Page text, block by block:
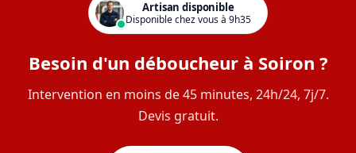
Artisan disponible
Disponible chez vous à 9h35
Besoin d'un déboucheur à Soiron ?
Intervention en moins de 45 minutes, 24h/24, 7j/7.
Devis gratuit.